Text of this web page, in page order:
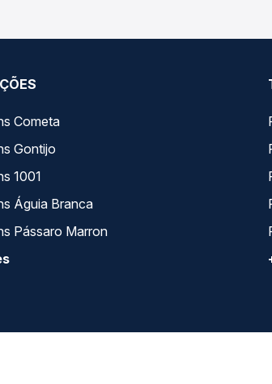
Cometa
Gontijo
1001
Águia Branca
Pássaro Marron